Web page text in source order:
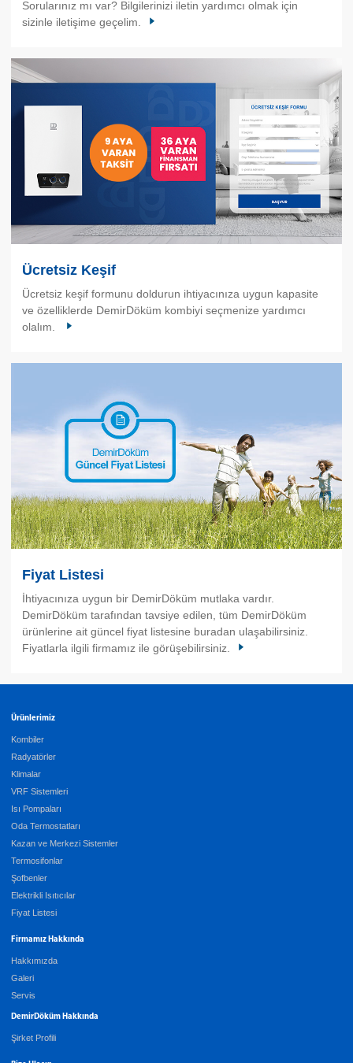
Sorularınız mı var? Bilgilerinizi iletin yardımcı olmak için
sizinle iletişime geçelim.
Ücretsiz Keşif
Ücretsiz keşif formunu doldurun ihtiyacınıza uygun kapasite
ve özelliklerde DemirDöküm kombiyi seçmenize yardımcı
olalım.
Fiyat Listesi
İhtiyacınıza uygun bir DemirDöküm mutlaka vardır.
DemirDöküm tarafından tavsiye edilen, tüm DemirDöküm
ürünlerine ait güncel fiyat listesine buradan ulaşabilirsiniz.
Fiyatlarla ilgili firmamız ile görüşebilirsiniz.
Ürünlerimiz
Kombiler
Radyatörler
Klimalar
VRF Sistemleri
Isı Pompaları
Oda Termostatları
Kazan ve Merkezi Sistemler
Termosifonlar
Şofbenler
Elektrikli Isıtıcılar
Fiyat Listesi
Firmamız Hakkında
Hakkımızda
Galeri
Servis
DemirDöküm Hakkında
Şirket Profili